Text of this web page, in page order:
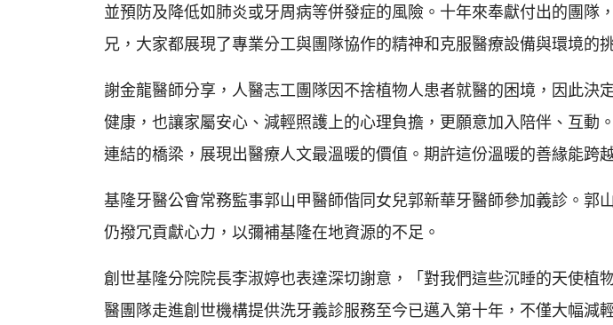
並預防及降低如肺炎或牙周病等併發症的風險。十年來奉獻付出的團
兄，大家都展現了專業分工與團隊協作的精神和克服醫療設備與環境的
謝金龍醫師分享，人醫志工團隊因不捨植物人患者就醫的困境，因此
健康，也讓家屬安心、減輕照護上的心理負擔，更願意加入陪伴、互
連結的橋梁，展現出醫療人文最溫暖的價值。期許這份溫暖的善緣能跨
基隆牙醫公會常務監事郭山甲醫師偕同女兒郭新華牙醫師參加義診。
仍撥冗貢獻心力，以彌補基隆在地資源的不足。
創世基隆分院院長李淑婷也表達深切謝意，「對我們這些沉睡的天使
醫團隊走進創世機構提供洗牙義診服務至今已邁入第十年，不僅大幅減